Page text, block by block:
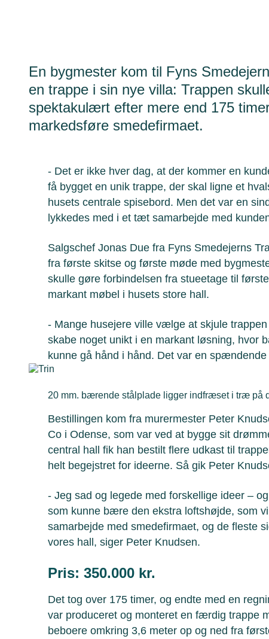
En bygmester kom til Fyns
en trappe i sin nye villa: Trappen
spektakulært efter mere end 175
markedsføre smedefirmaet.
- Det er ikke hver dag, at der kommer en
få bygget en unik trappe, der skal ligne et
husets centrale spisebord. Men det var en
lykkedes med i et tæt samarbejde med
Salgschef Jonas Due fra Fyns Smedejerns
fra første skitse og første møde med
skulle gøre forbindelsen fra stueetage til
markant møbel i husets store hall.
- Mange husejere ville vælge at skjule
skabe noget unikt i en markant løsning, hvor
kunne gå hånd i hånd. Det var en
20 mm. bærende stålplade ligger indfræset i træ på
Bestillingen kom fra murermester Peter
Co i Odense, som var ved at bygge sit
central hall fik han bestilt flere udkast til
helt begejstret for ideerne. Så gik Peter
- Jeg sad og legede med forskellige ideer –
som kunne bære den ekstra loftshøjde, som
samarbejde med smedefirmaet, og de fleste
vores hall, siger Peter Knudsen.
Pris: 350.000 kr.
Det tog over 175 timer, og endte med en
var produceret og monteret en færdig trappe
beboere omkring 3,6 meter op og ned fra